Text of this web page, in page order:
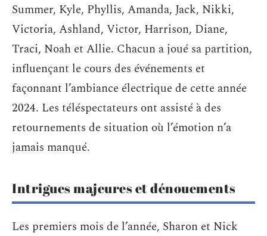
Summer, Kyle, Phyllis, Amanda, Jack, Nikki,
Victoria, Ashland, Victor, Harrison, Diane,
Traci, Noah et Allie. Chacun a joué sa partition,
influençant le cours des événements et
façonnant l’ambiance électrique de cette année
2024. Les téléspectateurs ont assisté à des
retournements de situation où l’émotion n’a
jamais manqué.
Intrigues majeures et dénouements
Les premiers mois de l’année, Sharon et Nick